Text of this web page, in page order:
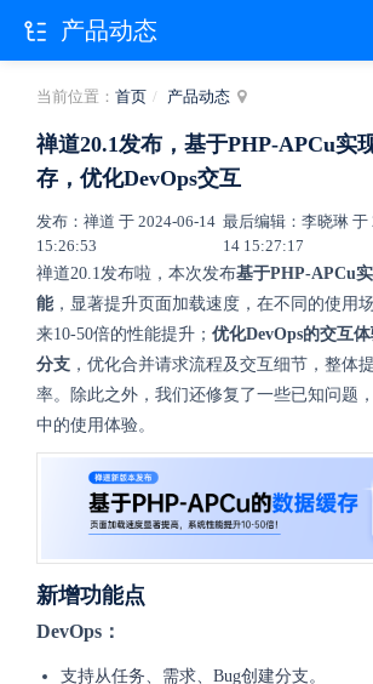
当前位置： 首页 产品动态
禅道20.1发布，基于PHP-APCu实
存，优化DevOps交互
发布：禅道 于 2024-06-14
15:26:53
最后编辑：李晓琳 于
14 15:27:17
禅道20.1发布啦，本次发布基于PHP-APCu
能，显著提升页面加载速度，在不同的使用
来10-50倍的性能提升； 优化DevOps的交互
分支 ，优化合并请求流程及交互细节，整体
率。除此之外，我们还修复了一些已知问题
中的使用体验。
新增功能点
DevOps：
支持从任务、需求、Bug创建分支。
产品动态